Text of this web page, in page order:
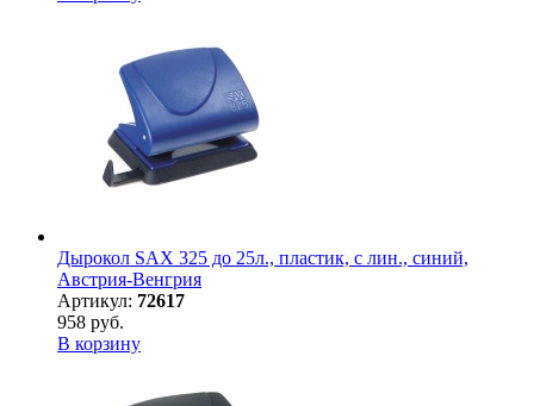
Дырокол SAX 325 до 25л., пластик, с лин., синий,
Австрия-Венгрия
Артикул: 72617
958 руб.
В корзину